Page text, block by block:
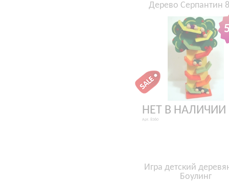
Дерево Серпантин
НЕТ В НАЛИЧИИ
Арт. 8360
Игра детский
Боулинг